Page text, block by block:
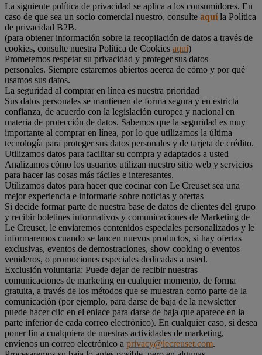
La siguiente política de privacidad se aplica a los consumidores. En
caso de que sea un socio comercial nuestro, consulte aquíla Política
de privacidad B2B.
(para obtener información sobre la recopilación de datos a través de
cookies, consulte nuestra Política de Cookies aquí)
Prometemos respetar su privacidad y proteger sus datos
personales. Siempre estaremos abiertos acerca de cómo y por qué
usamos sus datos.
La seguridad al comprar en línea es nuestra prioridad
Sus datos personales se mantienen de forma segura y en estricta
confianza, de acuerdo con la legislación europea y nacional en
materia de protección de datos. Sabemos que la seguridad es muy
importante al comprar en línea, por lo que utilizamos la última
tecnología para proteger sus datos personales y de tarjeta de crédito.
Utilizamos datos para facilitar su compra y adaptados a usted
Analizamos cómo los usuarios utilizan nuestro sitio web y servicios
para hacer las cosas más fáciles e interesantes.
Utilizamos datos para hacer que cocinar con Le Creuset sea una
mejor experiencia e informarle sobre noticias y ofertas
Si decide formar parte de nuestra base de datos de clientes del grupo
y recibir boletines informativos y comunicaciones de Marketing de
Le Creuset, le enviaremos contenidos especiales personalizados y le
informaremos cuando se lancen nuevos productos, si hay ofertas
exclusivas, eventos de demostraciones, show cooking o eventos
venideros, o promociones especiales dedicadas a usted.
Exclusión voluntaria: Puede dejar de recibir nuestras
comunicaciones de marketing en cualquier momento, de forma
gratuita, a través de los métodos que se muestran como parte de la
comunicación (por ejemplo, para darse de baja de la newsletter
puede hacer clic en el enlace para darse de baja que aparece en la
parte inferior de cada correo electrónico). En cualquier caso, si desea
poner fin a cualquiera de nuestras actividades de marketing,
envíenos un correo electrónico a privacy@lecreuset.com.